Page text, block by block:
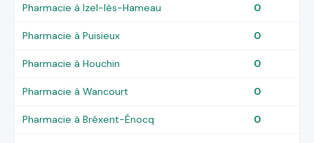
Pharmacie à Izel-lès-Hameau 0
Pharmacie à Puisieux 0
Pharmacie à Houchin 0
Pharmacie à Wancourt 0
Pharmacie à Bréxent-Énocq 0